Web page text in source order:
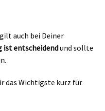
auch bei Deiner
ist entscheidendund sollte
das Wichtigste kurz für